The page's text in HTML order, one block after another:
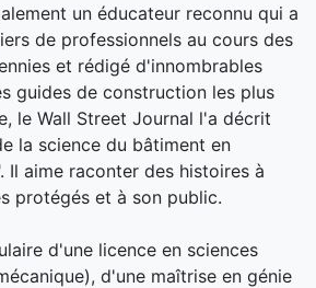
un éducateur reconnu qui a
de professionnels au cours des
et rédigé d'innombrables
guides de construction les plus
le Wall Street Journal l'a décrit
la science du bâtiment en
Il aime raconter des histoires à
protégés et à son public.
d'une licence en sciences
d'une maîtrise en génie